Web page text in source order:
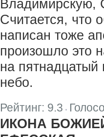
Владимирскую,
Считается, что
написан тоже
произошло это
на пятнадцатый
небо.
Рейтинг: 9.3
ИКОНА